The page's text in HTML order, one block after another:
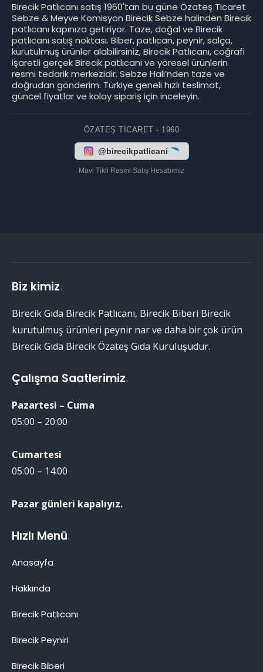
Birecik Patlıcanı satış 1960'tan bu güne Özateş Ticaret
Sebze & Meyve Komisyon Birecik Sebze halinden Birecik
patlıcanı kapınıza getiriyor. Taze, doğal ve Birecik
patlıcanı satış noktası. Biber, patlıcan, peynir, salça,
kurutulmuş ürünler alabilirsiniz, Birecik Patlıcanı, coğrafi
işaretli gerçek Birecik patlıcanı ve yöresel ürünlerin
resmi tedarik merkezidir. Sebze Hali’nden taze ve
doğrudan gönderim. Türkiye geneli hızlı teslimat,
güncel fiyatlar ve kolay sipariş için inceleyin.
ÖZATEŞ TICARET - 1960
@birecikpatlicani
Mavi Tikli Resmi Satış Hesabımız
Biz kimiz.
Birecik Gıda Birecik Patlıcanı, Birecik Biberi Birecik
kurutulmuş ürünleri peynir nar ve daha bir çok ürün
Birecik Gıda Birecik Özateş Gıda Kuruluşudur.
Çalışma Saatlerimiz.
Pazartesi – Cuma
05:00 – 20:00
Cumartesi
05:00 – 14:00
Pazar günleri kapalıyız.
Hızlı Menü.
Anasayfa
Hakkında
Birecik Patlıcanı
Birecik Peyniri
Birecik Biberi